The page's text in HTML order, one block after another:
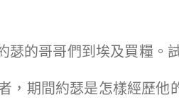
的哥哥們到埃及買糧。
，期間約瑟是怎樣經歷他